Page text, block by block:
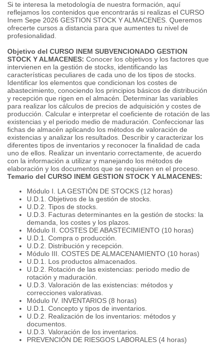
Si te interesa la metodología de nuestra formación, aquí
reflejamos los contenidos que encontrarás si realizas el CURSO
Inem Sepe 2026 GESTION STOCK Y ALMACENES. Queremos
ofrecerte cursos a distancia para que aumentes tu nivel de
profesionalidad.
Objetivo del CURSO INEM SUBVENCIONADO GESTION
STOCK Y ALMACENES: Conocer los objetivos y los factores que
intervienen en la gestión de stocks, identificando las
características peculiares de cada uno de los tipos de stocks.
Identificar los elementos que condicionan los costes de
abastecimiento, conociendo los principios básicos de distribución
y recepción que rigen en el almacén. Determinar las variables
para realizar los cálculos de precios de adquisición y costes de
producción. Calcular e interpretar el coeficiente de rotación de las
existencias y el periodo medio de maduración. Confeccionar las
fichas de almacén aplicando los métodos de valoración de
existencias y analizar los resultados. Describir y caracterizar los
diferentes tipos de inventarios y reconocer la finalidad de cada
uno de ellos. Realizar un inventario correctamente, de acuerdo
con la información a utilizar y manejando los métodos de
elaboración y los documentos que se requieren en el proceso.
Temario del CURSO INEM GESTION STOCK Y ALMACENES:
Módulo I. LA GESTIÓN DE STOCKS (12 horas)
U.D.1. Objetivos de la gestión de stocks.
U.D.2. Tipos de stocks.
U.D.3. Facturas determinantes en la gestión de stocks: la
demanda, los costes y los plazos.
Módulo II. COSTES DE ABASTECIMIENTO (10 horas)
U.D.1. Compra o producción.
U.D.2. Distribución y recepción.
Módulo III. COSTES DE ALMACENAMIENTO (10 horas)
U.D.1. Los productos almacenados.
U.D.2. Rotación de las existencias: periodo medio de
rotación y maduración.
U.D.3. Valoración de las existencias: métodos y
correcciones valorativas.
Módulo IV. INVENTARIOS (8 horas)
U.D.1. Concepto y tipos de inventarios.
U.D.2. Realización de los inventarios: métodos y
documentos.
U.D.3. Valoración de los inventarios.
PREVENCIÓN DE RIESGOS LABORALES (4 horas)